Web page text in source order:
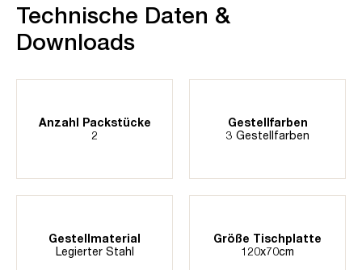
Technische Daten &
Downloads
Anzahl Packstücke
2
Gestellfarben
3 Gestellfarben
Gestellmaterial
Legierter Stahl
Größe Tischplatte
120x70cm